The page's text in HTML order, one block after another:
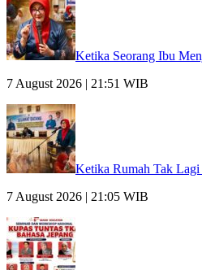
Ketika Seorang Ibu
7 August 2026 | 21:51 WIB
Ketika Rumah Tak
7 August 2026 | 21:05 WIB